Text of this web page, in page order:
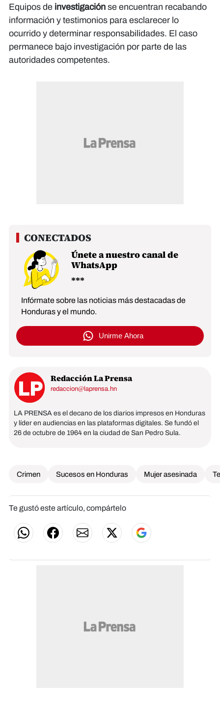
Equipos de investigación se encuentran recabando
información y testimonios para esclarecer lo
ocurrido y determinar responsabilidades. El caso
permanece bajo investigación por parte de las
autoridades competentes.
Únete a nuestro canal de
WhatsApp
Infórmate sobre las noticias más destacadas de
Honduras y el mundo.
Unirme Ahora
Redacción La Prensa
redaccion@laprensa.hn
LA PRENSA es el decano de los diarios impresos en Honduras
y líder en audiencias en las plataformas digitales. Se fundó el
26 de octubre de 1964 en la ciudad de San Pedro Sula.
Crimen Sucesos en Honduras Mujer asesinada
Te gustó este artículo, compártelo